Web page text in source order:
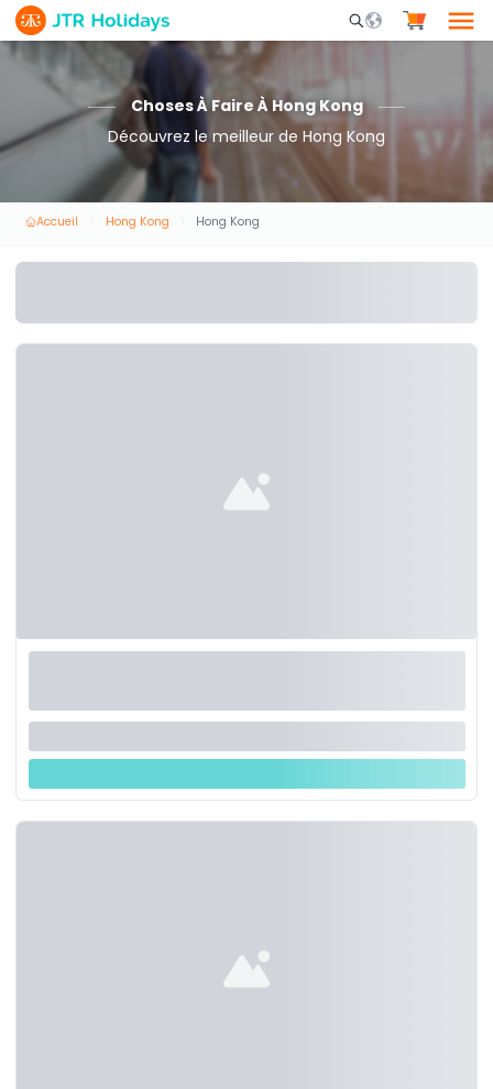
Mobile Search
Choses À Faire À Hong Kong
Découvrez le meilleur de Hong Kong
Accueil Hong Kong Hong Kong